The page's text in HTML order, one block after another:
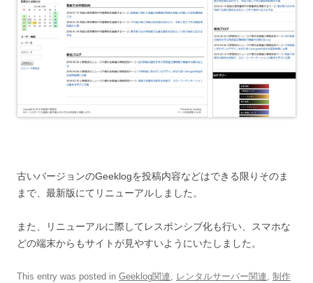
古いバージョンのGeeklogを投稿内容などはできる限りそのま
まで、最新版にてリニューアルしました。
また、リニューアルに際してレスポンシブ化も行い、スマホな
どの端末からもサイトが見やすいようにいたしました。
This entry was posted in Geeklog関連 レンタルサーバー関連 制作